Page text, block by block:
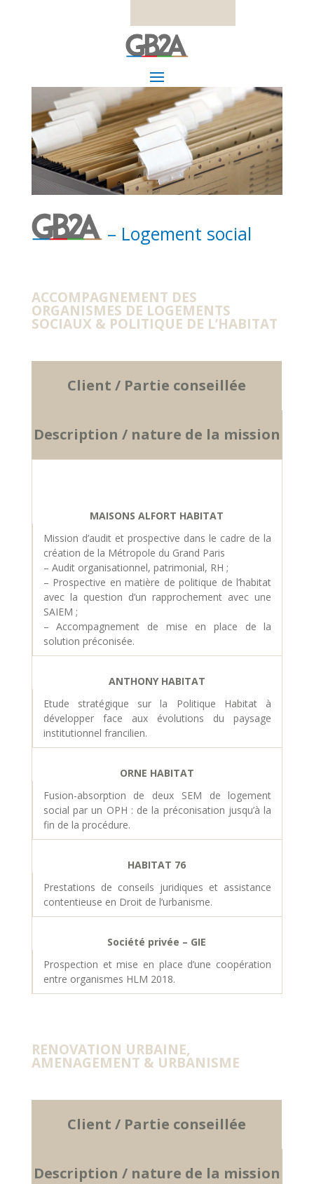
– Logement social
ACCOMPAGNEMENT DES
ORGANISMES DE LOGEMENTS
SOCIAUX & POLITIQUE DE L’HABITAT
Client / Partie conseillée
Description / nature de la mission
MAISONS ALFORT HABITAT
Mission d’audit et prospective dans le cadre de la
création de la Métropole du Grand Paris
– Audit organisationnel, patrimonial, RH ;
– Prospective en matière de politique de l’habitat
avec la question d’un rapprochement avec une
SAIEM ;
– Accompagnement de mise en place de la
solution préconisée.
ANTHONY HABITAT
Etude stratégique sur la Politique Habitat à
développer face aux évolutions du paysage
institutionnel francilien.
ORNE HABITAT
Fusion-absorption de deux SEM de logement
social par un OPH : de la préconisation jusqu’à la
fin de la procédure.
HABITAT 76
Prestations de conseils juridiques et assistance
contentieuse en Droit de l’urbanisme.
Société privée – GIE
Prospection et mise en place d’une coopération
entre organismes HLM 2018.
RENOVATION URBAINE,
AMENAGEMENT & URBANISME
Client / Partie conseillée
Description / nature de la mission